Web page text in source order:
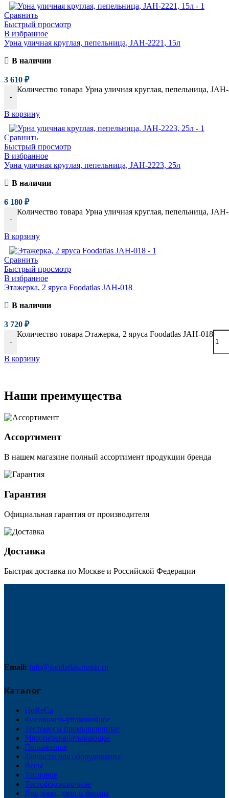
Сравнить
Быстрый просмотр
В избранное
Урна уличная круглая, пепельница, JAH-2221, 15л
В наличии
3 610 ₽
-
Количество товара Урна уличная круглая, пепельница,
В корзину
Сравнить
Быстрый просмотр
В избранное
Урна уличная круглая, пепельница, JAH-2223, 25л
В наличии
6 180 ₽
-
Количество товара Урна уличная круглая, пепельница,
В корзину
Сравнить
Быстрый просмотр
В избранное
Этажерка, 2 яруса Foodatlas JAH-018
В наличии
3 720 ₽
-
Количество товара Этажерка, 2 яруса Foodatlas JAH-018
В корзину
Наши преимущества
Ассортимент
В нашем магазине полный ассортимент продукции бренда
Гарантия
Официальная гарантия от производителя
Доставка
Быстрая доставка по Москве и Российской Федерации
Email: info@foodatlas-russia.ru
Каталог
HoReCa
Фасовочно-упаковочное
Тестомесы промышленные
Мясоперерабатывающее
Пельменное
Запчасти для оборудования
Весы
Тепловое
Тестоформовочное
Для дома, дачи и фермы